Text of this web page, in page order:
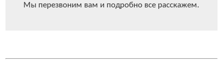
Мы перезвоним вам и подробно все расскажем.